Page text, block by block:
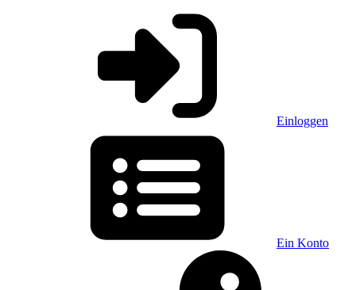
Einloggen
Ein Konto